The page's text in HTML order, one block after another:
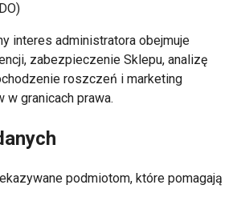
interes administratora obejmuje
zabezpieczenie Sklepu, analizę
roszczeń i marketing
w granicach prawa.
podmiotom, które pomagają